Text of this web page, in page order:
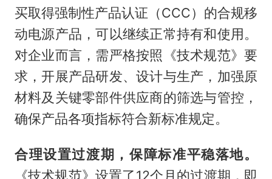
买取得强制性产品认证（CCC）的合规移
动电源产品，可以继续正常持有和使用。
对企业而言，需严格按照《技术规范》要
求，开展产品研发、设计与生产，加强原
材料及关键零部件供应商的筛选与管控，
确保产品各项指标符合新标准规定。
合理设置过渡期，保障标准平稳落地。
《技术规范》设置了12个月的过渡期，即